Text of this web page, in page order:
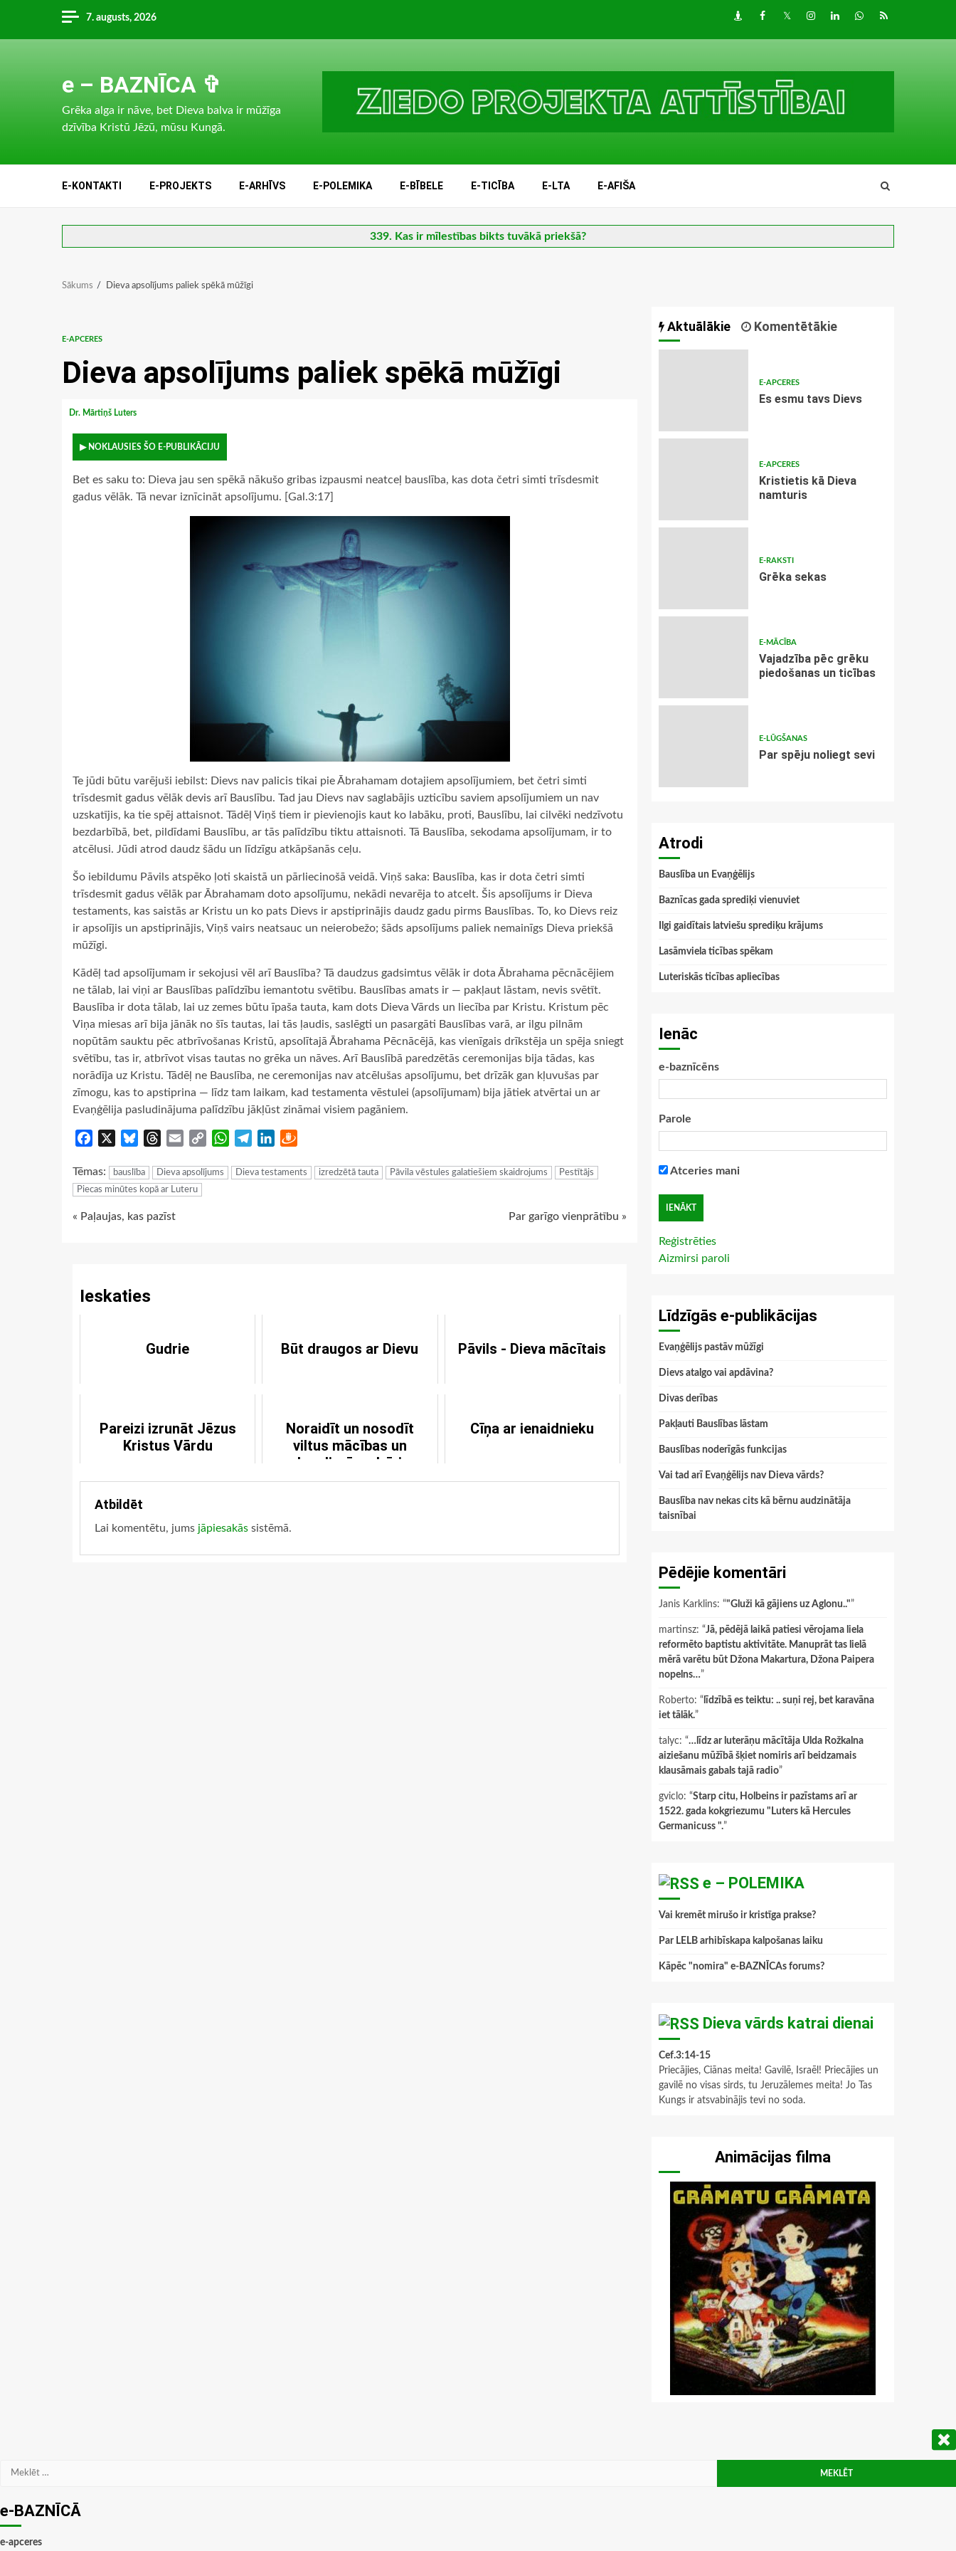
content
7. augusts, 2026 DraugiemFacebook
TwitterInstagram
LinkedInwhatsapp
RSS
e – BAZNĪCA ✞
Grēka alga ir nāve, bet Dieva balva ir mūžīga
dzīvība Kristū Jēzū, mūsu Kungā.
E-KONTAKTI E-PROJEKTS E-ARHĪVS E-POLEMIKA E-BĪBELE E-TICĪBA E-LTA E-AFIŠA
339. Kas ir mīlestības bikts tuvākā priekšā?
Sākums Dieva apsolījums paliek spēkā mūžīgi
E-APCERES
Dieva apsolījums paliek spēkā mūžīgi
Dr. Mārtiņš Luters
▶ NOKLAUSIES ŠO E-PUBLIKĀCIJU
Bet es saku to: Dieva jau sen spēkā nākušo gribas izpausmi neatceļ bauslība, kas dota četri simti trīsdesmit
gadus vēlāk. Tā nevar iznīcināt apsolījumu. [Gal.3:17]
Te jūdi būtu varējuši iebilst: Dievs nav palicis tikai pie Ābrahamam dotajiem apsolījumiem, bet četri simti
trīsdesmit gadus vēlāk devis arī Bauslību. Tad jau Dievs nav saglabājis uzticību saviem apsolījumiem un nav
uzskatījis, ka tie spēj attaisnot. Tādēļ Viņš tiem ir pievienojis kaut ko labāku, proti, Bauslību, lai cilvēki nedzīvotu
bezdarbībā, bet, pildīdami Bauslību, ar tās palīdzību tiktu attaisnoti. Tā Bauslība, sekodama apsolījumam, ir to
atcēlusi. Jūdi atrod daudz šādu un līdzīgu atkāpšanās ceļu.
Šo iebildumu Pāvils atspēko ļoti skaistā un pārliecinošā veidā. Viņš saka: Bauslība, kas ir dota četri simti
trīsdesmit gadus vēlāk par Ābrahamam doto apsolījumu, nekādi nevarēja to atcelt. Šis apsolījums ir Dieva
testaments, kas saistās ar Kristu un ko pats Dievs ir apstiprinājis daudz gadu pirms Bauslības. To, ko Dievs reiz
ir apsolījis un apstiprinājis, Viņš vairs neatsauc un neierobežo; šāds apsolījums paliek nemainīgs Dieva priekšā
mūžīgi.
Kādēļ tad apsolījumam ir sekojusi vēl arī Bauslība? Tā daudzus gadsimtus vēlāk ir dota Ābrahama pēcnācējiem
ne tālab, lai viņi ar Bauslības palīdzību iemantotu svētību. Bauslības amats ir — pakļaut lāstam, nevis svētīt.
Bauslība ir dota tālab, lai uz zemes būtu īpaša tauta, kam dots Dieva Vārds un liecība par Kristu. Kristum pēc
Viņa miesas arī bija jānāk no šīs tautas, lai tās ļaudis, saslēgti un pasargāti Bauslības varā, ar ilgu pilnām
nopūtām sauktu pēc atbrīvošanas Kristū, apsolītajā Ābrahama Pēcnācējā, kas vienīgais drīkstēja un spēja sniegt
svētību, tas ir, atbrīvot visas tautas no grēka un nāves. Arī Bauslībā paredzētās ceremonijas bija tādas, kas
norādīja uz Kristu. Tādēļ ne Bauslība, ne ceremonijas nav atcēlušas apsolījumu, bet drīzāk gan kļuvušas par
zīmogu, kas to apstiprina — līdz tam laikam, kad testamenta vēstulei (apsolījumam) bija jātiek atvērtai un ar
Evaņģēlija pasludinājuma palīdzību jākļūst zināmai visiem pagāniem.
Facebook BlueskyThreads
Email
Copy
WhatsApp
TelegramLinkedIn
Tēmas: bauslība Dieva apsolījums Dieva testaments izredzētā tauta Pāvila vēstules galatiešiem skaidrojums
Pestītājs
Piecas minūtes kopā ar Luteru
Continue
« Paļaujas, kas pazīst Par garīgo vienprātību »
Ieskaties
Gudrie Būt draugos ar Dievu Pāvils - Dieva mācītais
Pareizi izrunāt Jēzus
Kristus Vārdu
Noraidīt un nosodīt
viltus mācības un
bezdievīgu dzīvi
Cīņa ar ienaidnieku
Atbildēt
Lai komentētu, jums jāpiesakās sistēmā.
Aktuālākie Komentētākie
E-APCERES
Es esmu tavs Dievs
E-APCERES
Kristietis kā Dieva
namturis
E-RAKSTI
Grēka sekas
E-MĀCĪBA
Vajadzība pēc grēku
piedošanas un ticības
E-LŪGŠANAS
Par spēju noliegt sevi
Atrodi
Bauslība un Evaņģēlijs
Baznīcas gada sprediķi vienuviet
Ilgi gaidītais latviešu sprediķu krājums
Lasāmviela ticības spēkam
Luteriskās ticības apliecības
Ienāc
e-baznīcēns
Parole
Atceries mani
Reģistrēties
Aizmirsi paroli
Līdzīgās e-publikācijas
Evaņģēlijs pastāv mūžīgi
Dievs atalgo vai apdāvina?
Divas derības
Pakļauti Bauslības lāstam
Bauslības noderīgās funkcijas
Vai tad arī Evaņģēlijs nav Dieva vārds?
Bauslība nav nekas cits kā bērnu audzinātāja
taisnībai
Pēdējie komentāri
Janis Karklins: “"Gluži kā gājiens uz Aglonu.."”
martinsz: “Jā, pēdējā laikā patiesi vērojama liela
reformēto baptistu aktivitāte. Manuprāt tas lielā
mērā varētu būt Džona Makartura, Džona Paipera
nopelns…”
Roberto: “ līdzībā es teiktu: .. suņi rej, bet karavāna
iet tālāk.”
talyc: “…līdz ar luterāņu mācītāja Ulda Rožkalna
aiziešanu mūžībā šķiet nomiris arī beidzamais
klausāmais gabals tajā radio”
gviclo: “Starp citu, Holbeins ir pazīstams arī ar
1522. gada kokgriezumu "Luters kā Hercules
Germanicuss ".”
e – POLEMIKA
Vai kremēt mirušo ir kristīga prakse?
Par LELB arhibīskapa kalpošanas laiku
Kāpēc "nomira" e-BAZNĪCAs forums?
Dieva vārds katrai dienai
Cef.3:14-15
Priecājies, Ciānas meita! Gavilē, Israēl! Priecājies un
gavilē no visas sirds, tu Jeruzālemes meita! Jo Tas
Kungs ir atsvabinājis tevi no soda.
Animācijas filma
Meklēt:
e-BAZNĪCĀ
e-apceres